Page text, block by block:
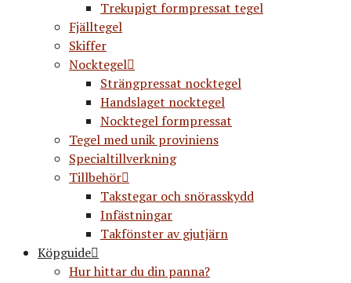
Trekupigt formpressat tegel
Fjälltegel
Skiffer
Nocktegel
Strängpressat nocktegel
Handslaget nocktegel
Nocktegel formpressat
Tegel med unik proviniens
Specialtillverkning
Tillbehör
Takstegar och snörasskydd
Infästningar
Takfönster av gjutjärn
Köpguide
Hur hittar du din panna?